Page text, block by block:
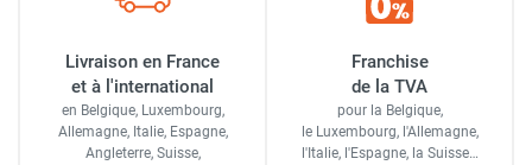
Livraison en France
et à l'international
en Belgique, Luxembourg,
Allemagne, Italie, Espagne,
Angleterre, Suisse,
Franchise
de la TVA
pour la Belgique,
le Luxembourg, l'Allemagne,
l'Italie, l'Espagne, la Suisse…